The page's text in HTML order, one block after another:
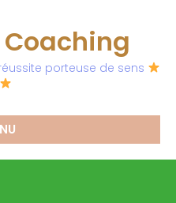
porteuse de sens